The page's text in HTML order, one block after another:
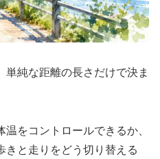
単純な距離の長さだけで決ま
をコントロールできるか、
きと走りをどう切り替える